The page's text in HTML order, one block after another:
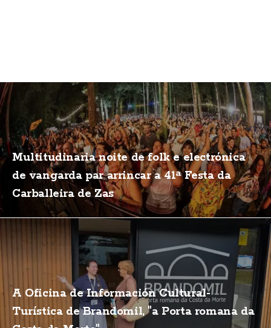
Multitudinaria noite de folk e electrónica
de vangarda par arrincar a 41ª Festa da
Carballeira de Zas
A Oficina de Información Cultural-
Turística de Brandomil, "a Porta romana da